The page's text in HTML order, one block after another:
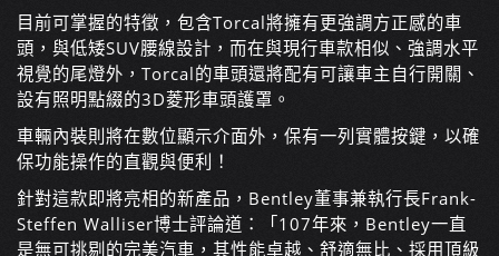
目前可掌握的特徵，包含Torcal將擁有更強調方正感的車
頭，與低矮SUV腰線設計，而在與現行車款相似、強調水平
視覺的尾燈外，Torcal的車頭還將配有可讓車主自行開關、
設有照明點綴的3D菱形車頭護罩。
車輛內裝則將在數位顯示介面外，保有一列實體按鍵，以確
保功能操作的直觀與便利！
針對這款即將亮相的新產品，Bentley董事兼執行長Frank-
Steffen Walliser博士評論道：「107年來，Bentley一直
是無可挑剔的完美汽車，其性能卓越、舒適無比、採用頂級